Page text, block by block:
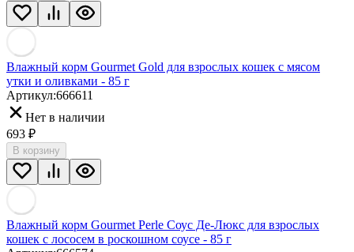
Влажный корм Gourmet Gold для взрослых кошек с мясом
утки и оливками - 85 г
Артикул:666611
Нет в наличии
693 ₽
В корзину
Влажный корм Gourmet Perle Соус Де-Люкс для взрослых
кошек с лососем в роскошном соусе - 85 г